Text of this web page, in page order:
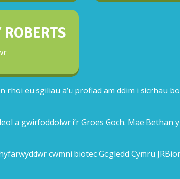
ROBERTS
rhoi eu sgiliau a’u profiad am ddim i sicrhau
a gwirfoddolwr i’r Groes Goch. Mae Bethan
cwmni biotec Gogledd Cymru